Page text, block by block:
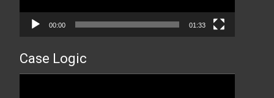
00:00 01:33
Case Logic